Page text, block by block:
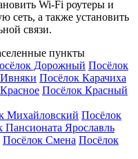
Wi-Fi роутеры и
сеть, а также установить
связи.
пункты
Дорожный Посёлок
Посёлок Карачиха
Посёлок Красный
Михайловский Посёлок
Пансионата Ярославль
Посёлок Смена Посёлок